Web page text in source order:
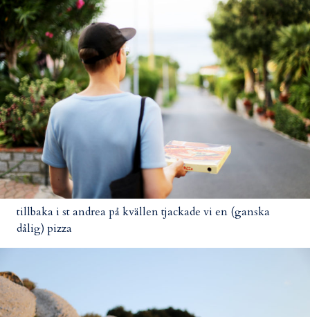
tillbaka i st andrea på kvällen tjackade vi en (ganska
dålig) pizza